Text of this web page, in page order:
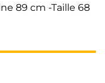
89 cm -Taille 68